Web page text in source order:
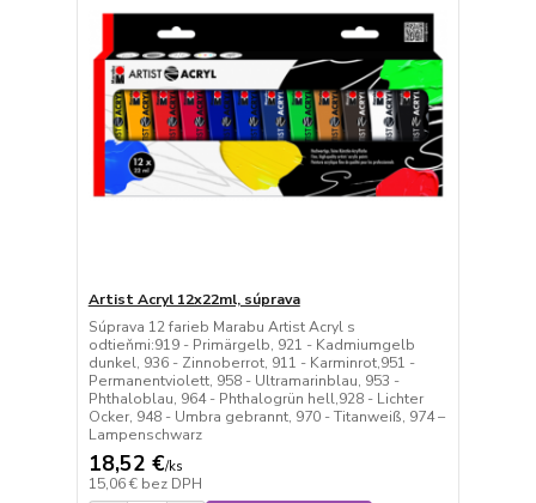
Artist Acryl 12x22ml, súprava
Súprava 12 farieb Marabu Artist Acryl s
odtieňmi:919 - Primärgelb, 921 - Kadmiumgelb
dunkel, 936 - Zinnoberrot, 911 - Karminrot,951 -
Permanentviolett, 958 - Ultramarinblau, 953 -
Phthaloblau, 964 - Phthalogrün hell,928 - Lichter
Ocker, 948 - Umbra gebrannt, 970 - Titanweiß, 974 –
Lampenschwarz
18,52 €/ks
15,06 € bez DPH